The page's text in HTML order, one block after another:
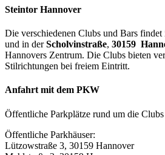
Steintor Hannover
Die verschiedenen Clubs und Bars findet
und in derScholvinstraße, 30159
Hannovers Zentrum. Die Clubs bieten
Stilrichtungen bei freiem Eintritt.
Anfahrt mit dem PKW
Öffentliche Parkplätze rund um die
Öffentliche Parkhäuser:
Lützowstraße 3, 30159 Hannover